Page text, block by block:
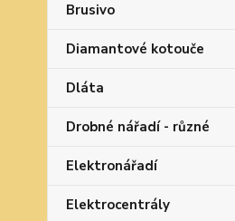
Brusivo
Diamantové kotouče
Dláta
Drobné nářadí - různé
Elektronářadí
Elektrocentrály